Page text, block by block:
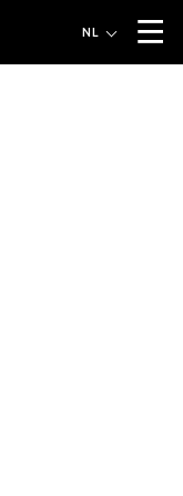
▼
NL